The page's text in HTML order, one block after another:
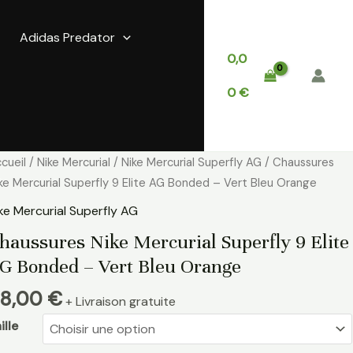
Adidas Predator
0,0
0€
/ Nike Mercurial / Nike Mercurial Superfly AG / Chaussures
Mercurial Superfly 9 Elite AG Bonded – Vert Bleu Orange
Mercurial Superfly AG
Nike Mercurial Superfly 9 Elite
Bonded – Vert Bleu Orange
€ + Livraison gratuite